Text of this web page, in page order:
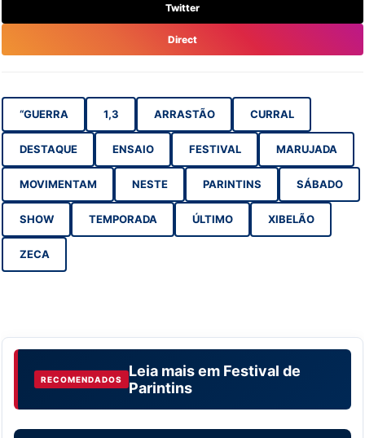
Twitter
Direct
“GUERRA 1,3 ARRASTÃO CURRAL
DESTAQUE ENSAIO FESTIVAL MARUJADA
MOVIMENTAM NESTE PARINTINS SÁBADO
SHOW TEMPORADA ÚLTIMO XIBELÃO
ZECA
RECOMENDADOS Leia mais em Festival de
Parintins